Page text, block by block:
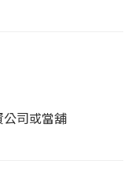
司或當舖